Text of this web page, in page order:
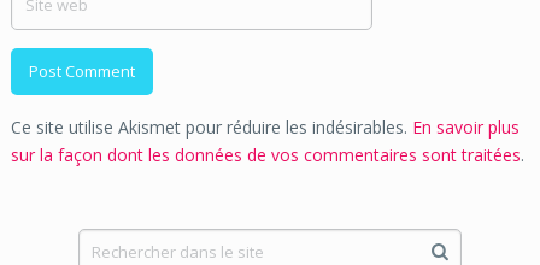
Ce site utilise Akismet pour réduire les indésirables. En savoir plus
sur la façon dont les données de vos commentaires sont traitées.